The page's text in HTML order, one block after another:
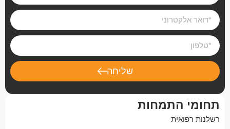
תחומי התמחות
רשלנות רפואית
שליחה